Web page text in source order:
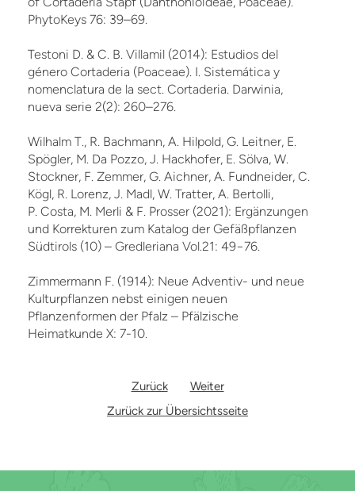
PhytoKeys 76: 39–69.
Testoni D. & C. B. Villamil (2014): Estudios del
género Cortaderia (Poaceae). I. Sistemática y
nomenclatura de la sect. Cortaderia. Darwinia,
nueva serie 2(2): 260–276.
Wilhalm T., R. Bachmann, A. Hilpold, G. Leitner, E.
Spögler, M. Da Pozzo, J. Hackhofer, E. Sölva, W.
Stockner, F. Zemmer, G. Aichner, A. Fundneider, C.
Kögl, R. Lorenz, J. Madl, W. Tratter, A. Bertolli,
P. Costa, M. Merli & F. Prosser (2021): Ergänzungen
und Korrekturen zum Katalog der Gefäßpflanzen
Südtirols (10) – Gredleriana Vol.21: 49−76.
Zimmermann F. (1914): Neue Adventiv- und neue
Kulturpflanzen nebst einigen neuen
Pflanzenformen der Pfalz – Pfälzische
Heimatkunde X: 7-10.
Zurück
Weiter
Zurück zur Übersichtsseite